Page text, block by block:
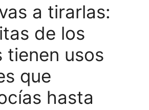
a tirarlas:
de los
tienen usos
que
hasta